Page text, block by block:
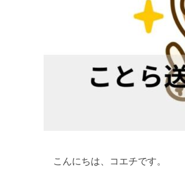
こんにちは、コエチです。